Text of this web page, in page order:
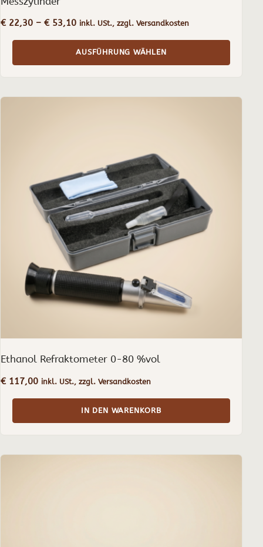
€22,30 – €53,10Preisspanne:
bis
€ 53,10
inkl. USt., zzgl. Versandkosten
AUSFÜHRUNG WÄHLEN
Ethanol Refraktometer 0-80 %vol
€117,00 inkl. USt., zzgl. Versandkosten
IN DEN WARENKORB